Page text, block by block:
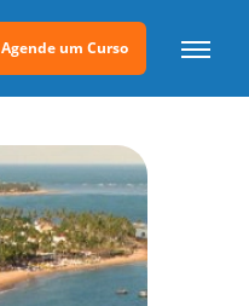
Agende um Curso